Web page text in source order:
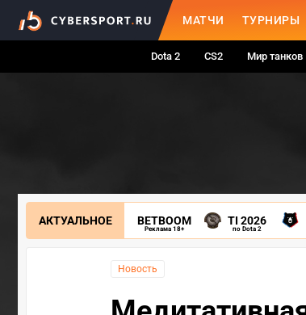
МАТЧИ ТУРНИРЫ
Dota 2 CS2 Мир танков
АКТУАЛЬНОЕ BETBOOM
Реклама 18+
TI 2026
по Dota 2
Новость